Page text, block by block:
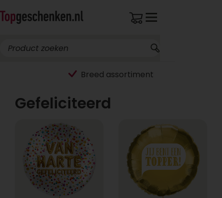
Breed assortiment
Gefeliciteerd